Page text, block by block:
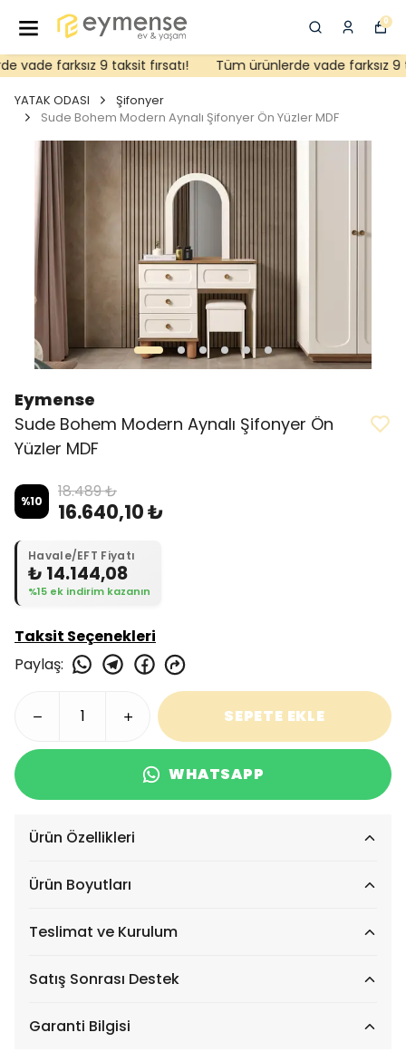
0
vade farksız 9 taksit fırsatı! Tüm ürünlerde vade farksız 9
YATAK ODASI
Şifonyer
Sude Bohem Modern Aynalı Şifonyer Ön Yüzler MDF
Eymense
Sude Bohem Modern Aynalı Şifonyer Ön
Yüzler MDF
%10 18.489 ₺
16.640,10 ₺
Havale/EFT Fiyatı
₺ 14.144,08
%15 ek indirim kazanın
Taksit Seçenekleri
Paylaş:
SEPETE EKLE
WHATSAPP
Ürün Özellikleri
Ürün Boyutları
Teslimat ve Kurulum
Satış Sonrası Destek
Garanti Bilgisi